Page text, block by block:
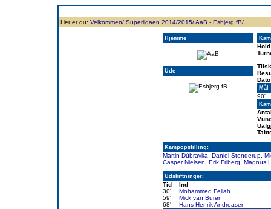
Her er du: Velkommen/ Superligaen 2014/2015/AaB - Esbjerg fB/
Hjemme
Ude
Mål
90'
Kampopstilling:
Martin Dúbravka Daniel Stenderup
Casper Nielsen
Erik Friberg Magnus
Udskiftninger:
Tid
Ind
30'
Mohammed Fellah
59'
Mick van Buren
68'
Hans Henrik Andreasen